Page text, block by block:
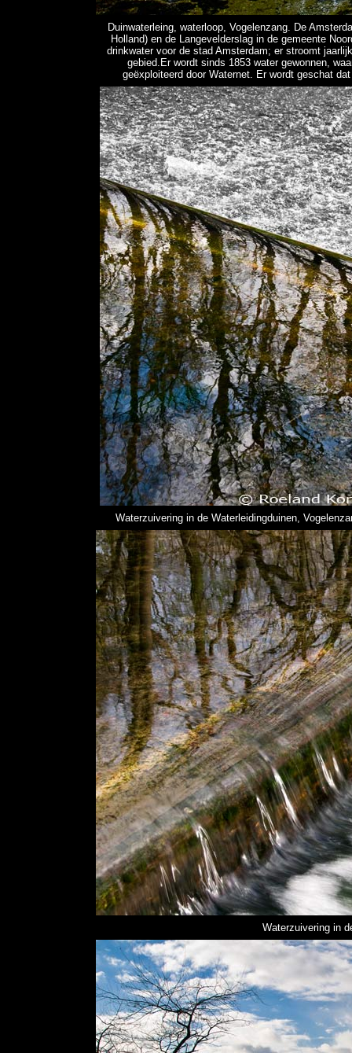
Duinwaterleing, waterloop, Vogelenzang. De
Holland) en de Langevelderslag in de gemeente
drinkwater voor de stad Amsterdam; er stroomt
gebied.Er wordt sinds 1853 water gewonnen,
geëxploiteerd door Waternet. Er wordt geschat
Waterzuivering in de Waterleidingduinen,
Waterzuivering in